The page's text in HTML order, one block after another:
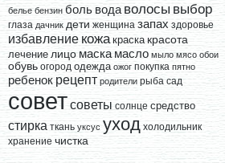
белье бензин боль вода волосы выбор
глаза дачник дети женщина запах здоровье
избавление кожа краска красота
лечение лицо маска масло мыло мясо обои
обувь огород одежда ожог покупка пятно
ребенок рецепт родители рыба сад
советсоветы солнце средство
стирка ткань уксус уход холодильник
хранение чистка